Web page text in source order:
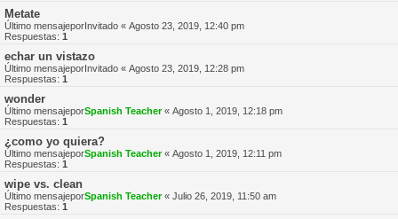
Metate
Último mensajeporInvitado « Agosto 23, 2019, 12:40 pm
Respuestas: 1
echar un vistazo
Último mensajeporInvitado « Agosto 23, 2019, 12:28 pm
Respuestas: 1
wonder
Último mensajeporSpanish Teacher« Agosto 1, 2019, 12:18 pm
Respuestas: 1
¿como yo quiera?
Último mensajeporSpanish Teacher« Agosto 1, 2019, 12:11 pm
Respuestas: 1
wipe vs. clean
Último mensajeporSpanish Teacher« Julio 26, 2019, 11:50 am
Respuestas: 1